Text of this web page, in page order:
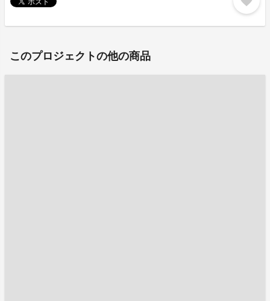
このプロジェクトの他の商品